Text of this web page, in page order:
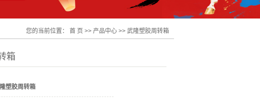
您的当前位置： 首 页 >> 产品中心 >> 武隆塑胶周转箱
箱
塑胶周转箱